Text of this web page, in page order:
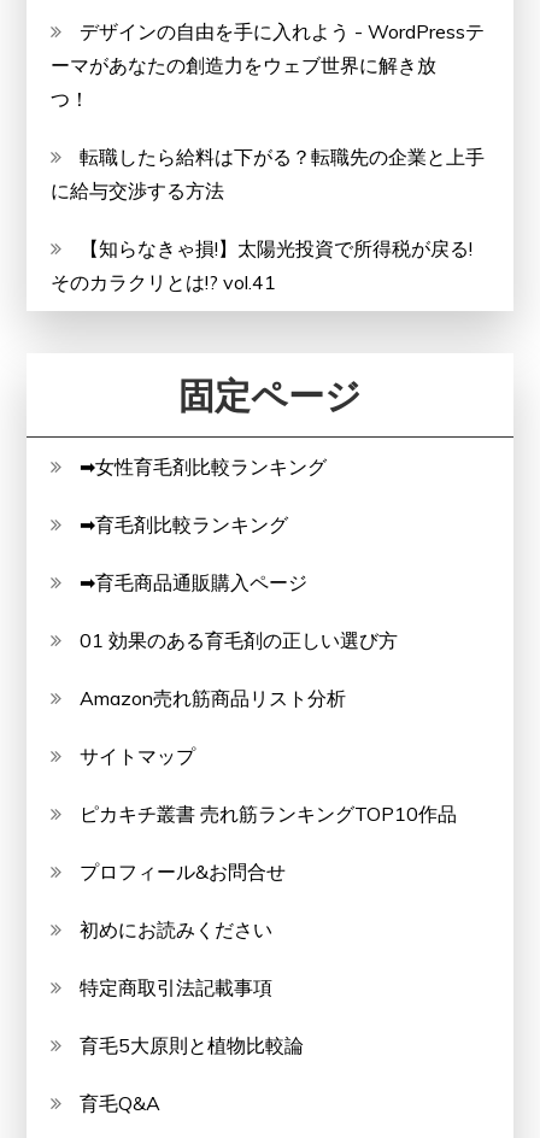
デザインの自由を手に入れよう - WordPressテ
ーマがあなたの創造力をウェブ世界に解き放
つ！
転職したら給料は下がる？転職先の企業と上手
に給与交渉する方法
【知らなきゃ損!】太陽光投資で所得税が戻る!
そのカラクリとは!? vol.41
固定ページ
➡女性育毛剤比較ランキング
➡育毛剤比較ランキング
➡育毛商品通販購入ページ
01 効果のある育毛剤の正しい選び方
Amazon売れ筋商品リスト分析
サイトマップ
ピカキチ叢書 売れ筋ランキングTOP10作品
プロフィール&お問合せ
初めにお読みください
特定商取引法記載事項
育毛5大原則と植物比較論
育毛Q&A